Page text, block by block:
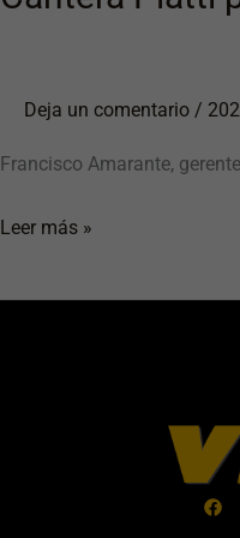
Deja un comentario /
Francisco Amarante,
Leer más »